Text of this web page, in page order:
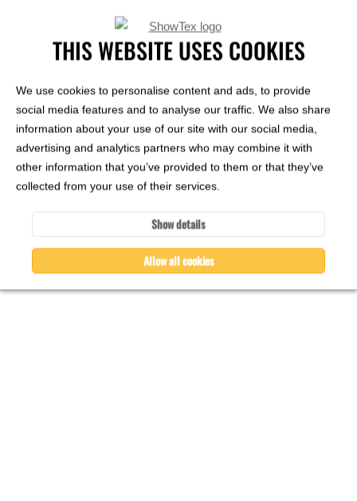
THIS WEBSITE USES COOKIES
We use cookies to personalise content and ads, to provide
social media features and to analyse our traffic. We also share
information about your use of our site with our social media,
advertising and analytics partners who may combine it with
other information that you’ve provided to them or that they’ve
collected from your use of their services.
Show details
Allow all cookies